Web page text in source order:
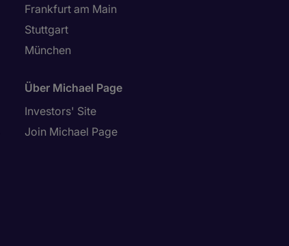
Frankfurt am Main
Stuttgart
München
Über Michael Page
Investors' Site
Join Michael Page